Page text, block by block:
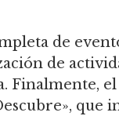
de
de
Finalmente,
que